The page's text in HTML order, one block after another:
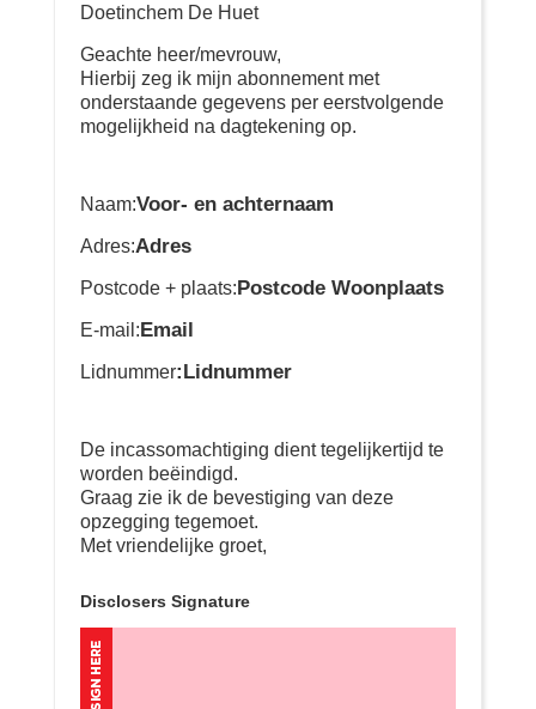
Doetinchem De Huet
Geachte heer/mevrouw,
Hierbij zeg ik mijn abonnement met
onderstaande gegevens per eerstvolgende
mogelijkheid na dagtekening op.
Naam:Voor- en achternaam
Adres:Adres
Postcode + plaats:Postcode Woonplaats
E-mail:Email
Lidnummer:Lidnummer
De incassomachtiging dient tegelijkertijd te
worden beëindigd.
Graag zie ik de bevestiging van deze
opzegging tegemoet.
Met vriendelijke groet,
Disclosers Signature